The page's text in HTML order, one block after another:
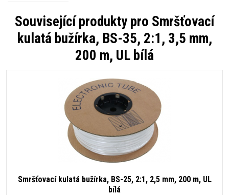
Související produkty pro Smršťovací
kulatá bužírka, BS-35, 2:1, 3,5 mm,
200 m, UL bílá
Smršťovací kulatá bužírka, BS-25, 2:1, 2,5 mm, 200 m, UL
bílá